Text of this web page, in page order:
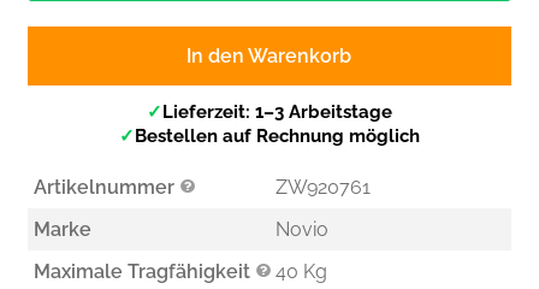
In den Warenkorb
✓Lieferzeit: 1–3 Arbeitstage
✓Bestellen auf Rechnung möglich
Artikelnummer
ZW920761
Marke
Novio
Maximale Tragfähigkeit
40 Kg